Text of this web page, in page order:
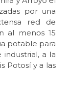
por una
red de
al menos 15
potable para
a la
Potosí y a las